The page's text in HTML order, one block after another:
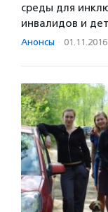
среды для
инвалидов и
Анонсы · 01.11.2016